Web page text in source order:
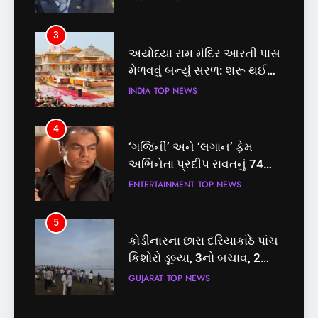
3
અયોધ્યા રામ મંદિર આરતી પાસ
મેળવવું બન્યું સરળ: શરૂ થઈ
તત્કાલ સુવિધા, જાણો સંપૂર્ણ
INDIA TOP NEWS
4
‘ગજિની’ અને ‘લગાન’ ફેમ
અભિનેતા પ્રદીપ રાવતનું 74
વર્ષની વયે નિધન, બ્લડ કેન્સર
ENTERTAINMENT TOP NEWS
5
કોડીનારના છારા દરિયાકાંઠે પાંચ
કિશોરો ડૂબ્યા, 3નો બચાવ, 2
લાપતા
GUJARAT TOP NEWS